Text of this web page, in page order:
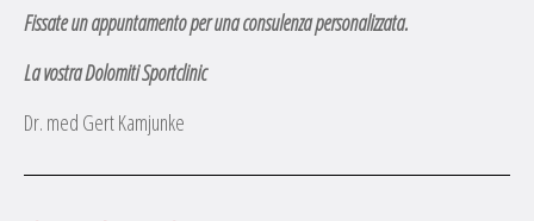
Fissate un appuntamento per una consulenza personalizzata.
La vostra Dolomiti Sportclinic
Dr. med Gert Kamjunke